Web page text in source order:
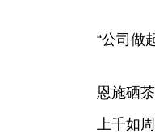
“公司做
恩施硒
上千如